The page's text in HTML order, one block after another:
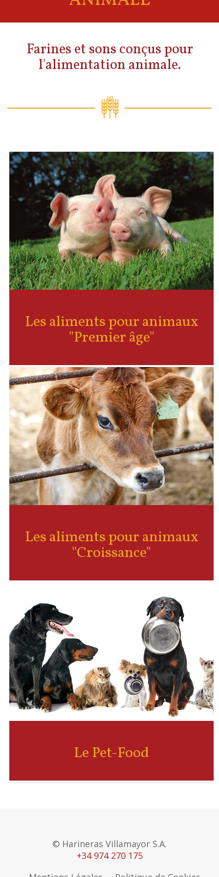
Farines et sons conçus pour
l'alimentation animale.
Les aliments pour animaux
"Premier âge"
Les aliments pour animaux
"Croissance"
Le Pet-Food
© Harineras Villamayor S.A.
+34 974 270 175